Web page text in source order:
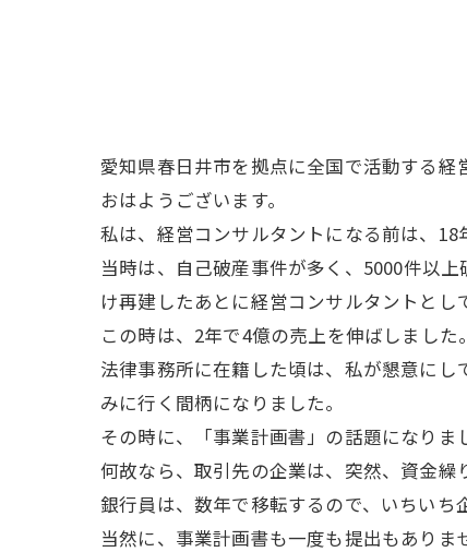
愛知県春日井市を拠点に全国で活動する経
おはようございます。
私は、経営コンサルタントになる前は、18
当時は、自己破産事件が多く、5000件以
け再建したあとに経営コンサルタントとし
この時は、2年で4億の売上を伸ばしました。
法律事務所に在籍した頃は、私が懇意に
みに行く間柄になりました。
その時に、「事業計画書」の話題になりま
何故なら、取引先の企業は、突然、資金繰
銀行員は、数年で移転するので、いちいち
当然に、事業計画書も一度も提出もありま